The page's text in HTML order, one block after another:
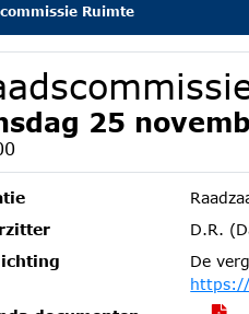
Ruimte
25
D.R.
De